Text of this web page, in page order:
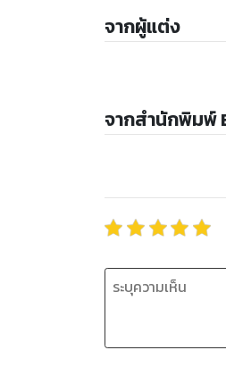
จากผู้แต่ง
จากสำนักพิมพ์